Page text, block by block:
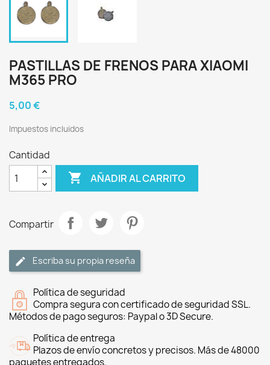
PASTILLAS DE FRENOS PARA XIAOMI
M365 PRO
5,00 €
Impuestos incluidos
Cantidad
 AÑADIR AL CARRITO
Compartir
Escriba su propia reseña
Política de seguridad
Compra segura con certificado de seguridad SSL.
Métodos de pago seguros: Paypal o 3D Secure.
Política de entrega
Plazos de envío concretos y precisos. Más de 48000
paquetes entregados.